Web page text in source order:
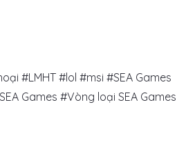
#LMHT #lol #msi #SEA Games
Games #Vòng loại SEA Games